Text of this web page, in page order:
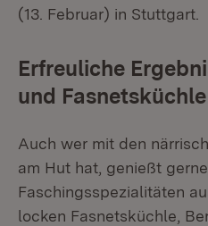
(13. Februar) in Stuttgart.
Erfreuliche
und Fasnetsküchle
Auch wer mit den
am Hut hat, genießt
Faschingsspezialitäten
locken Fasnetsküchle,